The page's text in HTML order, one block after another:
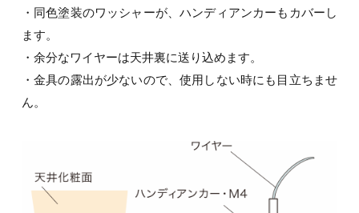
・同色塗装のワッシャーが、ハンディアンカーもカバーし
ます。
・余分なワイヤーは天井裏に送り込めます。
・金具の露出が少ないので、使用しない時にも目立ちませ
ん。